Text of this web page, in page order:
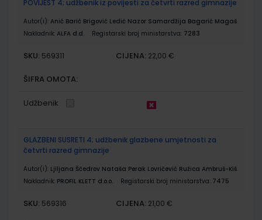
POVIJEST 4; udžbenik iz povijesti za četvrti razred gimnazije
Autor(i): Anić Barić Brigović Ledić Nazor Samardžija Bagarić Magaš
Nakladnik: ALFA d.d. Registarski broj ministarstva: 7283
SKU: 569311 CIJENA: 22,00 €
ŠIFRA OMOTA:
Udžbenik
GLAZBENI SUSRETI 4; udžbenik glazbene umjetnosti za
četvrti razred gimnazije
Autor(i): Ljiljana Ščedrov Nataša Perak Lovričević Ružica Ambruš-Kiš
Nakladnik: PROFIL KLETT d.o.o. Registarski broj ministarstva: 7475
SKU: 569316 CIJENA: 21,00 €